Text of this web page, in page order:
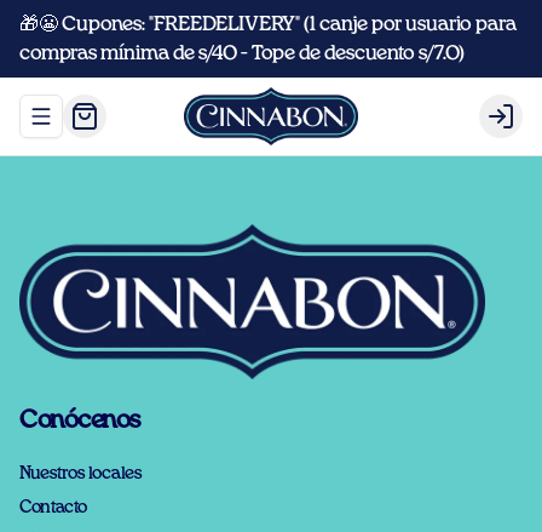
🎁😬 Cupones: "FREEDELIVERY" (1 canje por usuario para
compras mínima de s/40 - Tope de descuento s/7.0)
Abrir menu de navegación
Conócenos
Nuestros locales
Contacto